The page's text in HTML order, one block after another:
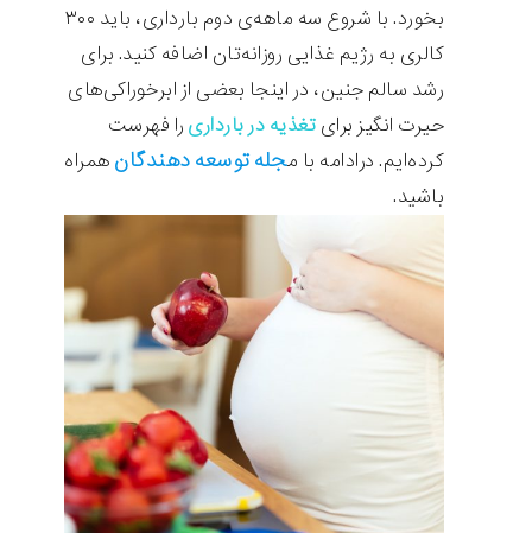
بخورد. با شروع سه ماهه‌ی دوم بارداری، باید ۳۰۰
کالری به رژیم غذایی روزانه‌تان اضافه کنید. برای
رشد سالم جنین، در اینجا بعضی از ابرخوراکی‌های
حیرت انگیز برای تغذیه در بارداری را فهرست
کرده‌ایم. درادامه با مجله توسعه دهندگان همراه
باشید.